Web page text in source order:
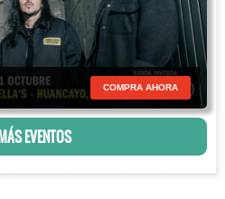
COMPRA AHORA
EVENTOS